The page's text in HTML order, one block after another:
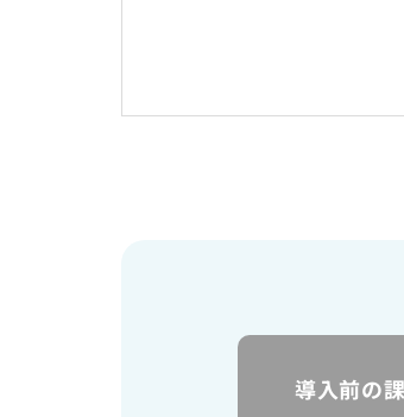
メールマガジン
導入前の